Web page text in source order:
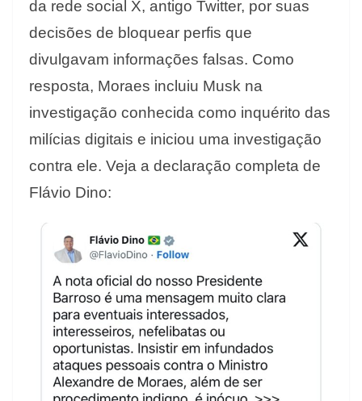
da rede social X, antigo Twitter, por suas
decisões de bloquear perfis que
divulgavam informações falsas. Como
resposta, Moraes incluiu Musk na
investigação conhecida como inquérito das
milícias digitais e iniciou uma investigação
contra ele. Veja a declaração completa de
Flávio Dino: